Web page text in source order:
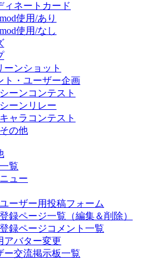
ィネートカード
mod使用/あり
mod使用/なし
ーンショット
ト・ユーザー企画
シーンコンテスト
シーンリレー
キャラコンテスト
その他
覧
ュー
ユーザー用投稿フォーム
登録ページ一覧（編集＆削除）
登録ページコメント一覧
アバター変更
ー交流掲示板一覧